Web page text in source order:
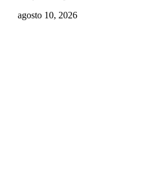
agosto 10, 2026